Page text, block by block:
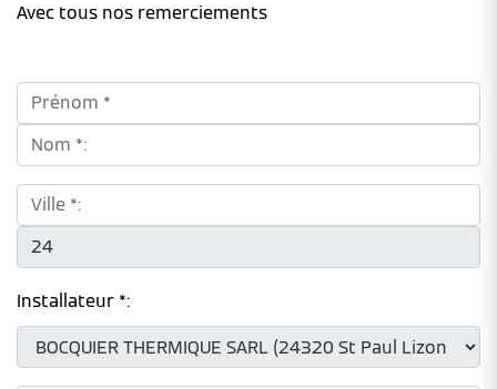
Avec tous nos remerciements
Prénom *:
Nom *:
Ville *:
CP *:
Installateur *: